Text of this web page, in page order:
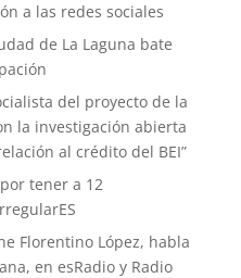
a las redes sociales
de La Laguna bate
del proyecto de la
la investigación abierta
al crédito del BEI”
tener a 12
Florentino López, habla
en esRadio y Radio